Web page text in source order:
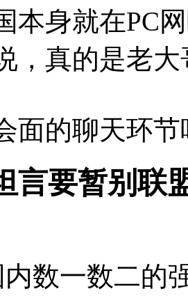
本身就在PC
，真的是老
面的聊天环节
言要暂别联
内数一数二的